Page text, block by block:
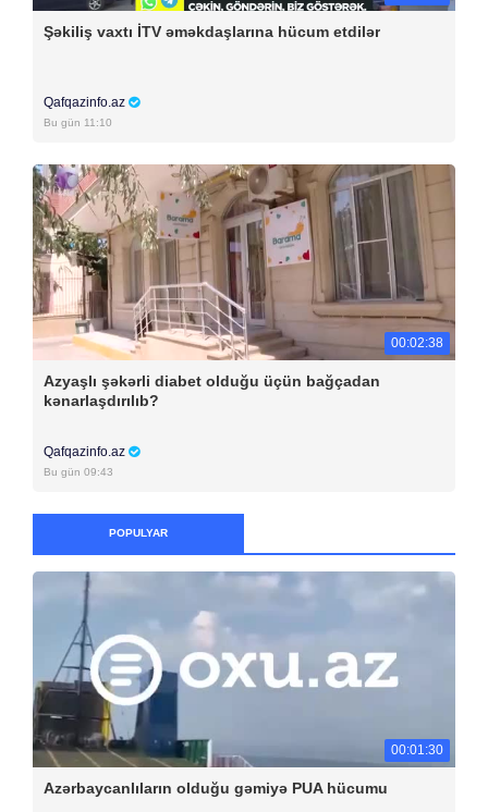
Şəkiliş vaxtı İTV əməkdaşlarına hücum etdilər
Qafqazinfo.az
Bu gün 11:10
00:02:38
Azyaşlı şəkərli diabet olduğu üçün bağçadan
kənarlaşdırılıb?
Qafqazinfo.az
Bu gün 09:43
POPULYAR
00:01:30
Azərbaycanlıların olduğu gəmiyə PUA hücumu